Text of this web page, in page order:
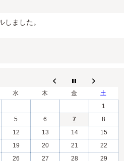
しました。
水 木 金
土
1
5 6 7
8
12 13 14
15
19 20 21
22
26 27 28 29